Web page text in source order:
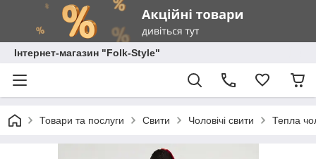
Інтернет-магазин "Folk-Style"
Товари та послуги Свити Чоловічі свити Тепла